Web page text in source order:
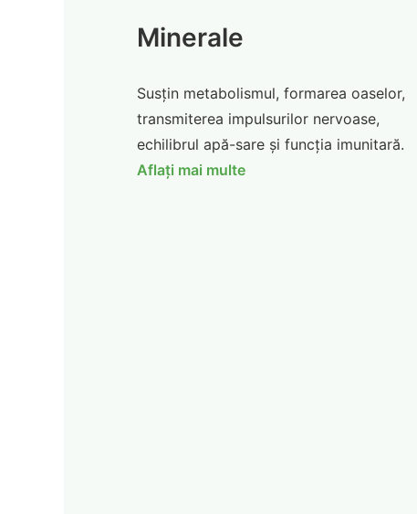
Minerale
Susțin metabolismul, formarea oaselor,
transmiterea impulsurilor nervoase,
echilibrul apă-sare și funcția imunitară.
Aflați mai multe